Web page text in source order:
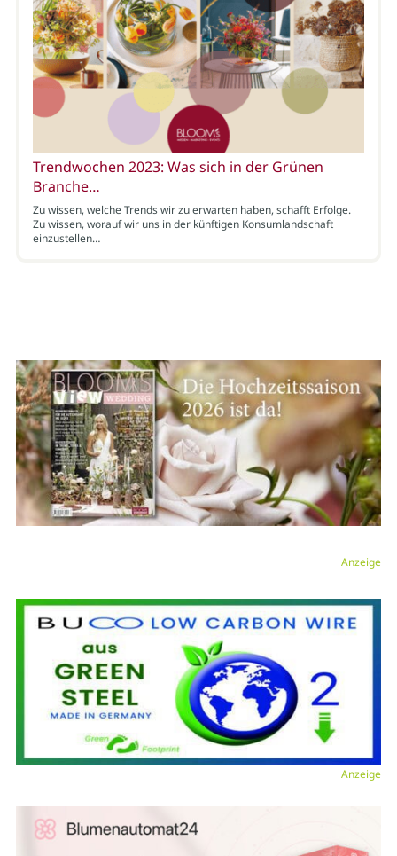
Trendwochen 2023: Was sich in der Grünen
Branche…
Zu wissen, welche Trends wir zu erwarten haben, schafft Erfolge.
Zu wissen, worauf wir uns in der künftigen Konsumlandschaft
einzustellen…
Anzeige
Anzeige